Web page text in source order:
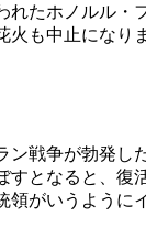
れたホノルル
も中止になり
ン戦争が勃発
すとなると、
領がいうように